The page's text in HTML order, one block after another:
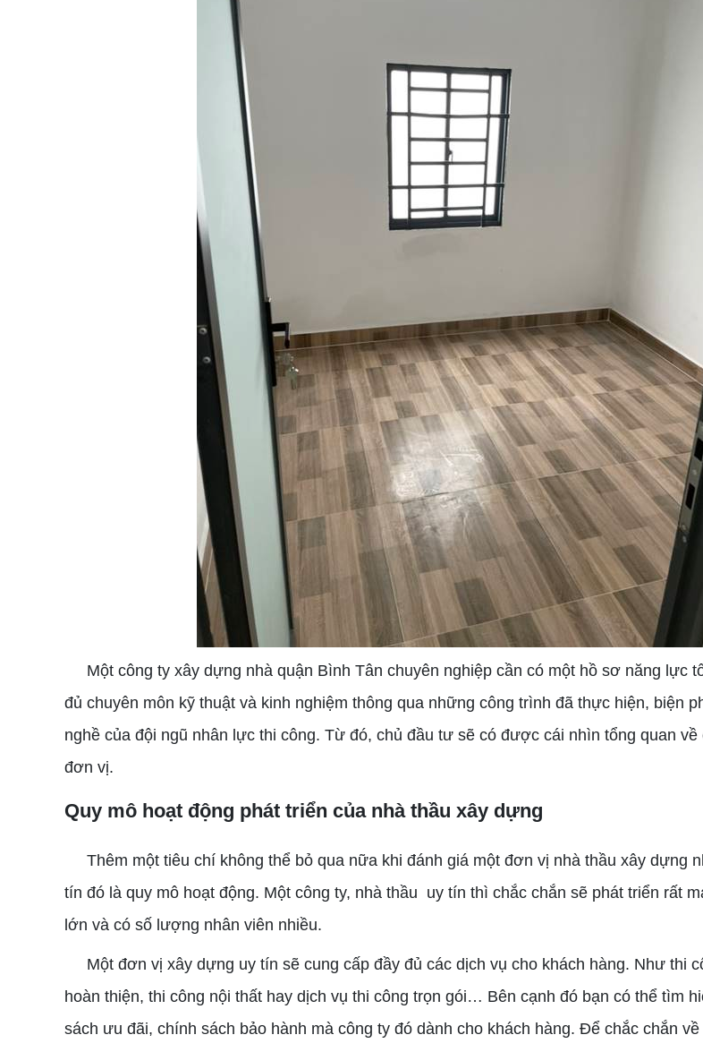
Một công ty xây dựng nhà quận Bình Tân chuyên nghiệp cần có một hồ sơ năng lực
đủ chuyên môn kỹ thuật và kinh nghiệm thông qua những công trình đã thực hiện, biện
nghề của đội ngũ nhân lực thi công. Từ đó, chủ đầu tư sẽ có được cái nhìn tổng quan
đơn vị.
Quy mô hoạt động phát triển của nhà thầu xây dựng
Thêm một tiêu chí không thể bỏ qua nữa khi đánh giá một đơn vị nhà thầu xây dựng
tín đó là quy mô hoạt động. Một công ty, nhà thầu uy tín thì chắc chắn sẽ phát triển rất
lớn và có số lượng nhân viên nhiều.
Một đơn vị xây dựng uy tín sẽ cung cấp đầy đủ các dịch vụ cho khách hàng. Như thi
hoàn thiện, thi công nội thất hay dịch vụ thi công trọn gói… Bên cạnh đó bạn có thể tìm
sách ưu đãi, chính sách bảo hành mà công ty đó dành cho khách hàng. Để chắc chắn